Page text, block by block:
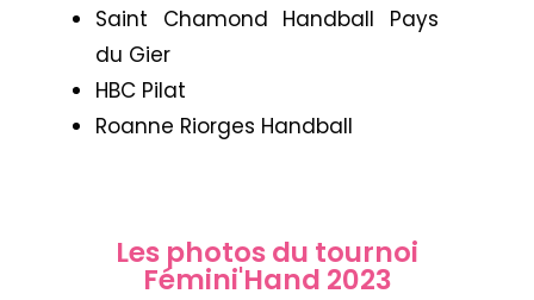
Saint Chamond Handball Pays
du Gier
HBC Pilat
Roanne Riorges Handball
Les photos du tournoi
Fémini'Hand 2023